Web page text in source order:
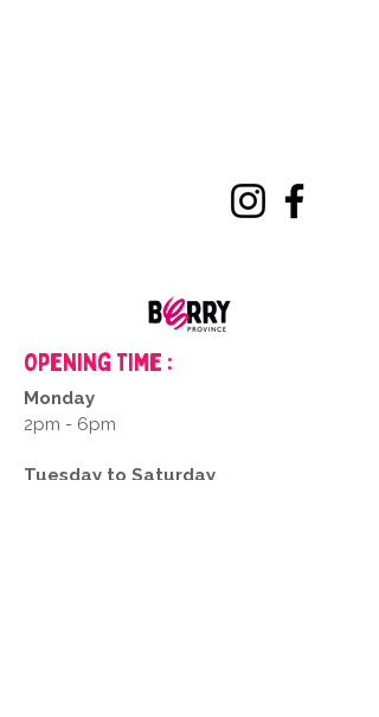
Opening Time :
Monday
2pm - 6pm
Tuesday to Saturday